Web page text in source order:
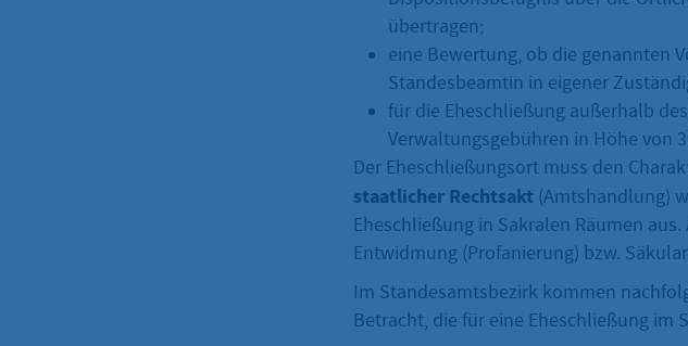
übertragen;
eine Bewertung, ob die genannten
Standesbeamtin in eigener
für die Eheschließung außerhalb
Verwaltungsgebühren in Höhe von
Der Eheschließungsort muss den
staatlicher Rechtsakt (Amtshandlung)
Eheschließung in Sakralen Räumen
Entwidmung (Profanierung) bzw.
Im Standesamtsbezirk kommen
Betracht, die für eine Eheschließung im